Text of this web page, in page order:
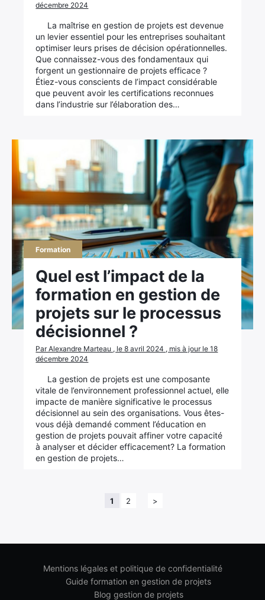
décembre 2024
La maîtrise en gestion de projets est devenue
un levier essentiel pour les entreprises souhaitant
optimiser leurs prises de décision opérationnelles.
Que connaissez-vous des fondamentaux qui
forgent un gestionnaire de projets efficace ?
Étiez-vous conscients de l’impact considérable
que peuvent avoir les certifications reconnues
dans l’industrie sur l’élaboration des…
Formation
Quel est l’impact de la
formation en gestion de
projets sur le processus
décisionnel ?
Par Alexandre Marteau , le 8 avril 2024 , mis à jour le 18
décembre 2024
La gestion de projets est une composante
vitale de l’environnement professionnel actuel, elle
impacte de manière significative le processus
décisionnel au sein des organisations. Vous êtes-
vous déjà demandé comment l’éducation en
gestion de projets pouvait affiner votre capacité
à analyser et décider efficacement? La formation
en gestion de projets…
1 2 >
Mentions légales et politique de confidentialité
Guide formation en gestion de projets
Blog gestion de projets